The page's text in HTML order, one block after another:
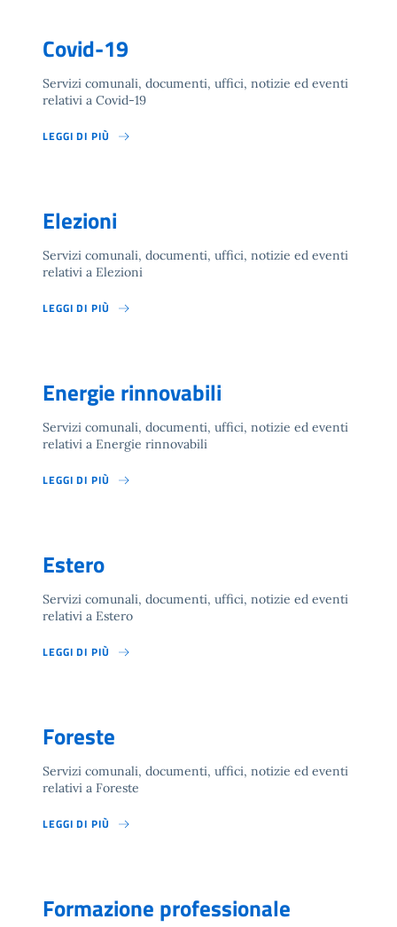
Covid-19
Servizi comunali, documenti, uffici, notizie ed eventi
relativi a Covid-19
LEGGI DI PIÙ
Elezioni
Servizi comunali, documenti, uffici, notizie ed eventi
relativi a Elezioni
LEGGI DI PIÙ
Energie rinnovabili
Servizi comunali, documenti, uffici, notizie ed eventi
relativi a Energie rinnovabili
LEGGI DI PIÙ
Estero
Servizi comunali, documenti, uffici, notizie ed eventi
relativi a Estero
LEGGI DI PIÙ
Foreste
Servizi comunali, documenti, uffici, notizie ed eventi
relativi a Foreste
LEGGI DI PIÙ
Formazione professionale